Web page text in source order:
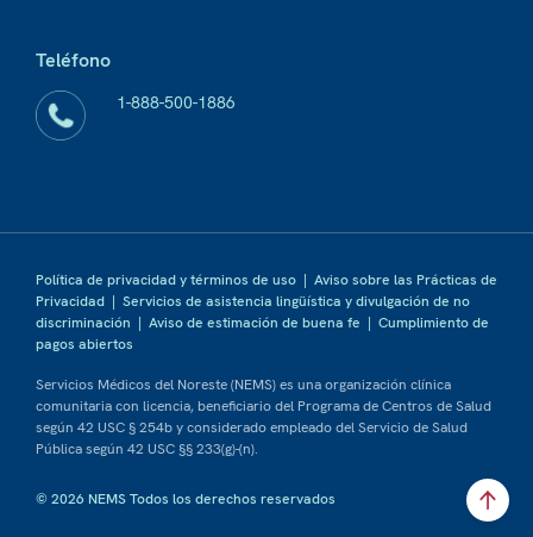
Teléfono
1-888-500-1886
Política de privacidad y términos de uso | Aviso sobre las Prácticas de
Privacidad | Servicios de asistencia lingüística y divulgación de no
discriminación | Aviso de estimación de buena fe | Cumplimiento de
pagos abiertos
Servicios Médicos del Noreste (NEMS) es una organización clínica
comunitaria con licencia, beneficiario del Programa de Centros de Salud
según 42 USC § 254b y considerado empleado del Servicio de Salud
Pública según 42 USC §§ 233(g)-(n).
© 2026 NEMS Todos los derechos reservados